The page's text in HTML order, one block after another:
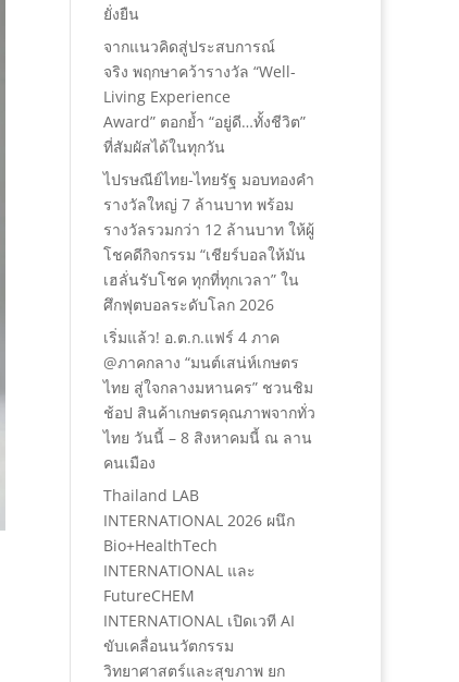
ยั่งยืน
จากแนวคิดสู่ประสบการณ์
จริง พฤกษาคว้ารางวัล “Well-
Living Experience
Award” ตอกย้ำ “อยู่ดี…ทั้งชีวิต”
ที่สัมผัสได้ในทุกวัน
ไปรษณีย์ไทย-ไทยรัฐ มอบทองคำ
รางวัลใหญ่ 7 ล้านบาท พร้อม
รางวัลรวมกว่า 12 ล้านบาท ให้ผู้
โชคดีกิจกรรม “เชียร์บอลให้มัน
เฮลั่นรับโชค ทุกที่ทุกเวลา” ใน
ศึกฟุตบอลระดับโลก 2026
เริ่มแล้ว! อ.ต.ก.แฟร์ 4 ภาค
@ภาคกลาง “มนต์เสน่ห์เกษตร
ไทย สู่ใจกลางมหานคร” ชวนชิม
ช้อป สินค้าเกษตรคุณภาพจากทั่ว
ไทย วันนี้ – 8 สิงหาคมนี้ ณ ลาน
คนเมือง
Thailand LAB
INTERNATIONAL 2026 ผนึก
Bio+HealthTech
INTERNATIONAL และ
FutureCHEM
INTERNATIONAL เปิดเวที AI
ขับเคลื่อนนวัตกรรม
วิทยาศาสตร์และสุขภาพ ยก